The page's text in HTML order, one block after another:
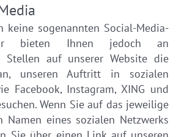
keine sogenannten Social-Media-
bieten Ihnen jedoch an
Stellen auf unserer Website die
unseren Auftritt in sozialen
Facebook, Instagram, XING und
Wenn Sie auf das jeweilige
Namen eines sozialen Netzwerks